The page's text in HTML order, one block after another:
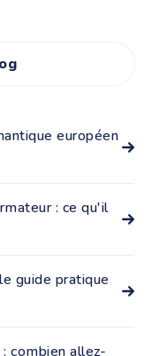
européen
doit ...: ce qu'il
guide pratique
combien allez-